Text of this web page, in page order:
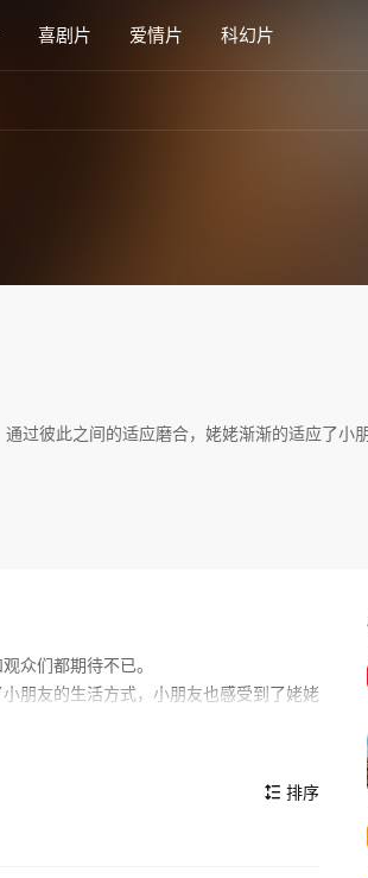
喜剧片 爱情片 科幻片
影网
过彼此之间的适应磨合，姥姥渐渐的适应了小
众们都期待不已。
朋友的生活方式，小朋友也感受到了姥姥
 排序